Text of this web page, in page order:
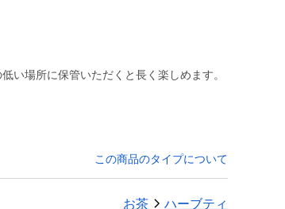
い場所に保管いただくと長く楽しめます。
この商品のタイプについて
お茶 ハーブティ